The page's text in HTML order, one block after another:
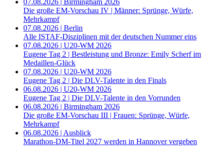
07.08.2026 | Birmingham 2026
Die große EM-Vorschau IV | Männer: Sprünge, Würfe,
Mehrkampf
07.08.2026 | Berlin
Alle ISTAF-Disziplinen mit der deutschen Nummer eins
07.08.2026 | U20-WM 2026
Eugene Tag 2 | Bestleistung und Bronze: Emily Scherf im
Medaillen-Glück
07.08.2026 | U20-WM 2026
Eugene Tag 2 | Die DLV-Talente in den Finals
06.08.2026 | U20-WM 2026
Eugene Tag 2 | Die DLV-Talente in den Vorrunden
06.08.2026 | Birmingham 2026
Die große EM-Vorschau III | Frauen: Sprünge, Würfe,
Mehrkampf
06.08.2026 | Ausblick
Marathon-DM-Titel 2027 werden in Hannover vergeben